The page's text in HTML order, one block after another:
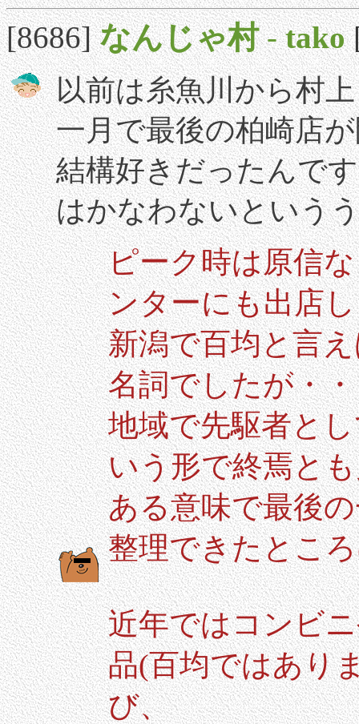
[8686]なんじゃ村-tako
以前は糸魚川から村
一月で最後の柏崎店
結構好きだったんで
はかなわないという
ピーク時は原信
ンターにも出店
新潟で百均と言
名詞でしたが・・
地域で先駆者と
いう形で終焉と
ある意味で最後
整理できたとこ
近年ではコンビ
品(百均ではあり
び、